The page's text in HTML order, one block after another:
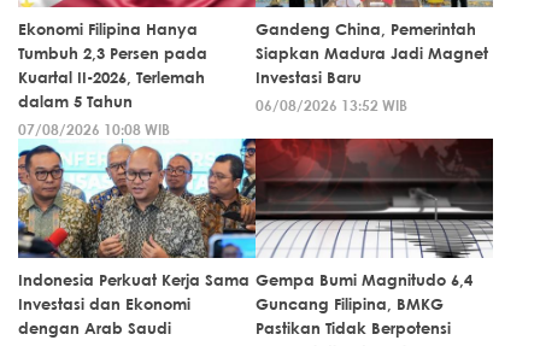
Ekonomi Filipina Hanya
Tumbuh 2,3 Persen pada
Kuartal II-2026, Terlemah
dalam 5 Tahun
07/08/2026 10:08 WIB
Gandeng China, Pemerintah
Siapkan Madura Jadi Magnet
Investasi Baru
06/08/2026 13:52 WIB
Indonesia Perkuat Kerja Sama
Investasi dan Ekonomi
dengan Arab Saudi
Gempa Bumi Magnitudo 6,4
Guncang Filipina, BMKG
Pastikan Tidak Berpotensi